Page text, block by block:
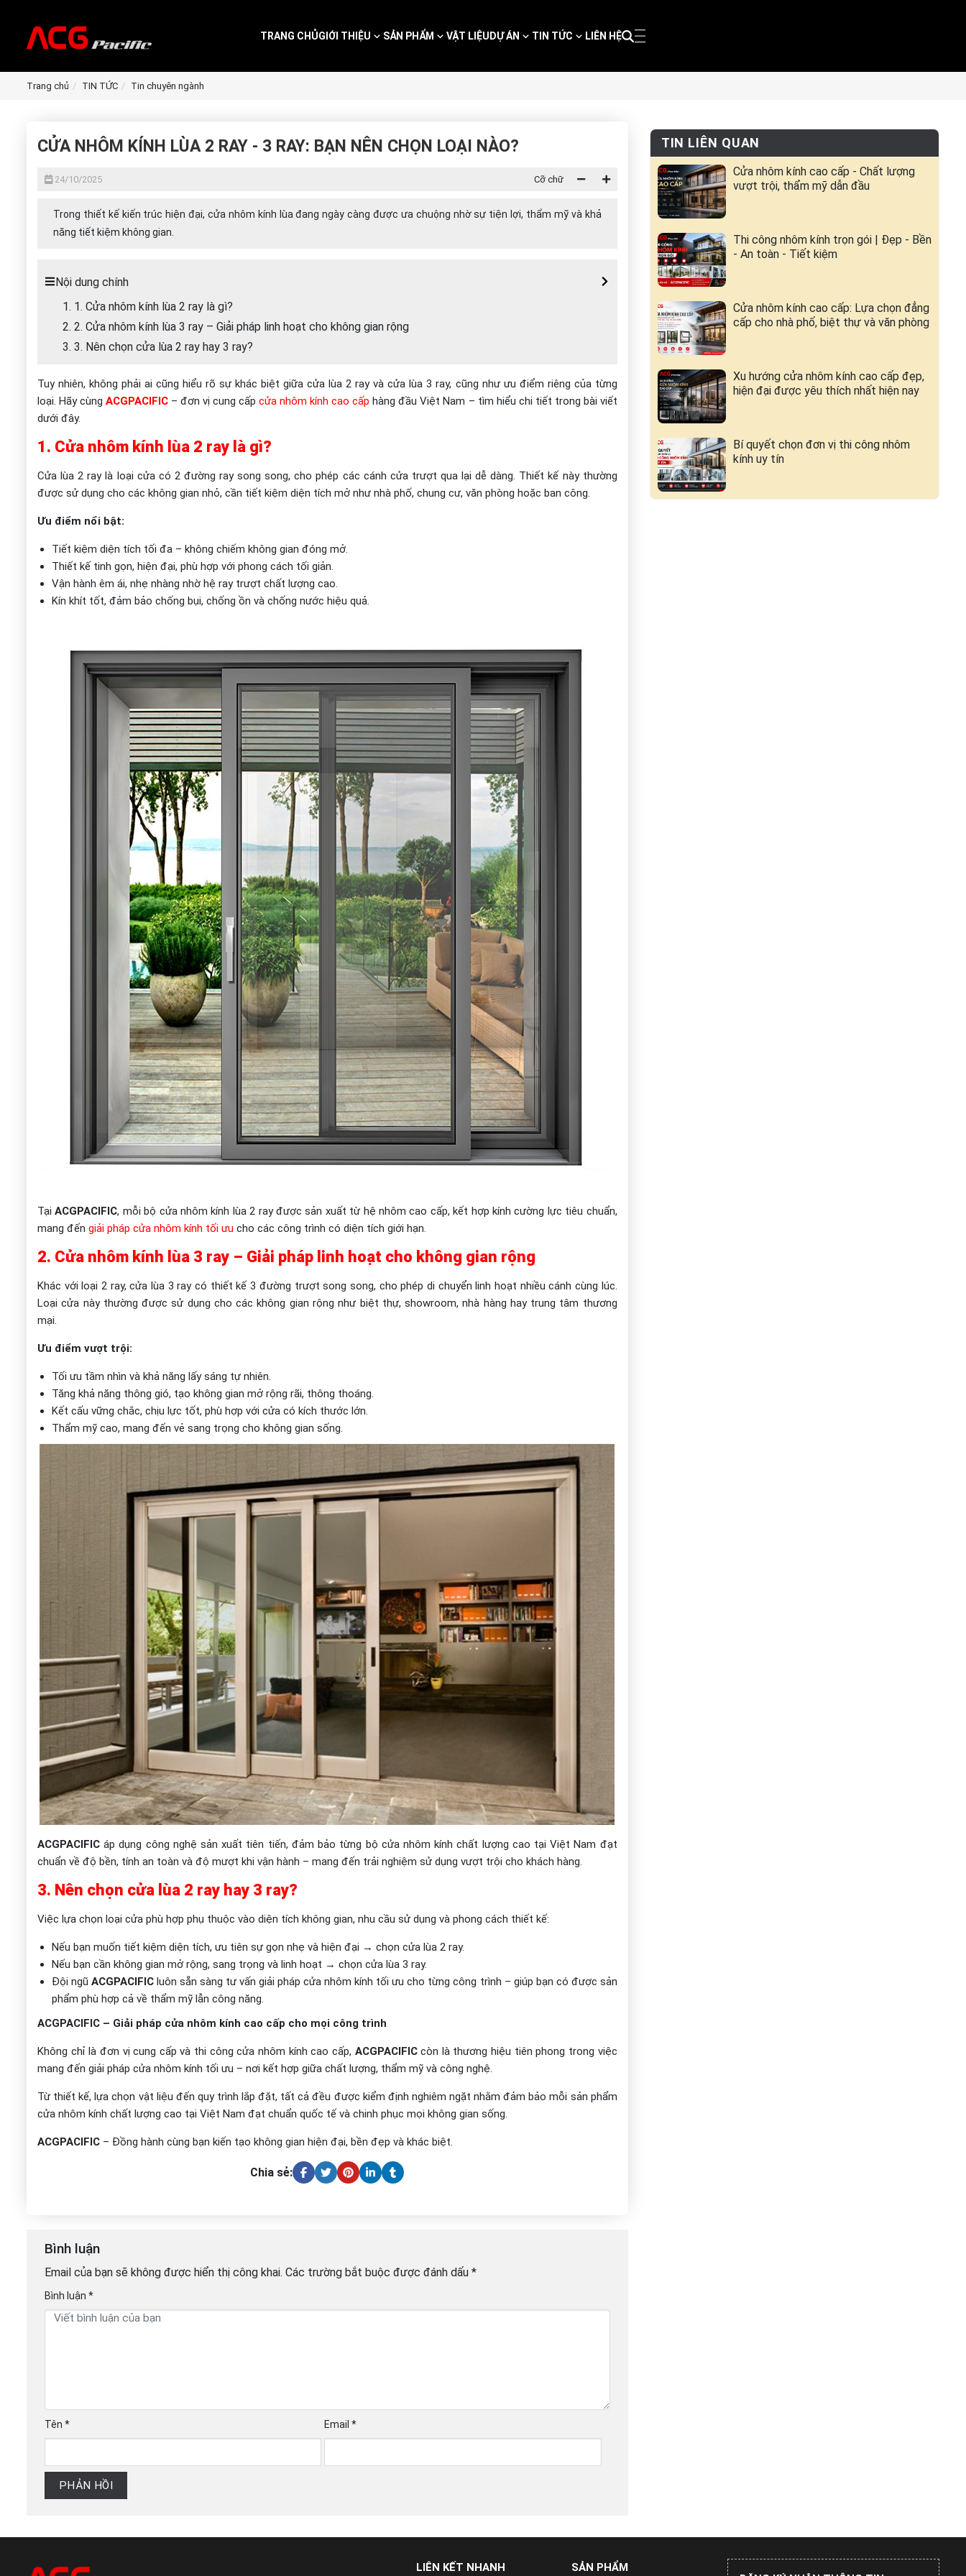
TRANG CHỦGIỚI THIỆU SẢN PHẨM VẬT LIỆU DỰ ÁN TIN TỨC LIÊN HỆ
Trang chủ TIN TỨC Tin chuyên ngành
CỬA NHÔM KÍNH LÙA 2 RAY - 3 RAY: BẠN NÊN CHỌN LOẠI NÀO?
24/10/2025 Cỡ chữ
Trong thiết kế kiến trúc hiện đại, cửa nhôm kính lùa đang ngày càng được ưa chuộng nhờ sự tiện lợi, thẩm mỹ và khả
năng tiết kiệm không gian.
Nội dung chính
1. 1. Cửa nhôm kính lùa 2 ray là gì?
2. 2. Cửa nhôm kính lùa 3 ray – Giải pháp linh hoạt cho không gian rộng
3. 3. Nên chọn cửa lùa 2 ray hay 3 ray?
Tuy nhiên, không phải ai cũng hiểu rõ sự khác biệt giữa cửa lùa 2 ray và cửa lùa 3 ray, cũng như ưu điểm riêng của từng
loại. Hãy cùngACGPACIFIC – đơn vị cung cấpcửa nhôm kính cao cấp hàng đầu Việt Nam – tìm hiểu chi tiết trong bài viết
dưới đây.
1. Cửa nhôm kính lùa 2 ray là gì?
Cửa lùa 2 ray là loại cửa có 2 đường ray song song, cho phép các cánh cửa trượt qua lại dễ dàng. Thiết kế này thường
được sử dụng cho các không gian nhỏ, cần tiết kiệm diện tích mở như nhà phố, chung cư, văn phòng hoặc ban công.
Ưu điểm nổi bật:
Tiết kiệm diện tích tối đa – không chiếm không gian đóng mở.
Thiết kế tinh gọn, hiện đại, phù hợp với phong cách tối giản.
Vận hành êm ái, nhẹ nhàng nhờ hệ ray trượt chất lượng cao.
Kín khít tốt, đảm bảo chống bụi, chống ồn và chống nước hiệu quả.
TạiACGPACIFIC, mỗi bộ cửa nhôm kính lùa 2 ray được sản xuất từ hệ nhôm cao cấp, kết hợp kính cường lực tiêu chuẩn,
mang đến giải pháp cửa nhôm kính tối ưu cho các công trình có diện tích giới hạn.
2. Cửa nhôm kính lùa 3 ray – Giải pháp linh hoạt cho không gian rộng
Khác với loại 2 ray, cửa lùa 3 ray có thiết kế 3 đường trượt song song, cho phép di chuyển linh hoạt nhiều cánh cùng lúc.
Loại cửa này thường được sử dụng cho các không gian rộng như biệt thự, showroom, nhà hàng hay trung tâm thương
mại.
Ưu điểm vượt trội:
Tối ưu tầm nhìn và khả năng lấy sáng tự nhiên.
Tăng khả năng thông gió, tạo không gian mở rộng rãi, thông thoáng.
Kết cấu vững chắc, chịu lực tốt, phù hợp với cửa có kích thước lớn.
Thẩm mỹ cao, mang đến vẻ sang trọng cho không gian sống.
ACGPACIFIC áp dụng công nghệ sản xuất tiên tiến, đảm bảo từng bộ cửa nhôm kính chất lượng cao tại Việt Nam đạt
chuẩn về độ bền, tính an toàn và độ mượt khi vận hành – mang đến trải nghiệm sử dụng vượt trội cho khách hàng.
3. Nên chọn cửa lùa 2 ray hay 3 ray?
Việc lựa chọn loại cửa phù hợp phụ thuộc vào diện tích không gian, nhu cầu sử dụng và phong cách thiết kế:
Nếu bạn muốn tiết kiệm diện tích, ưu tiên sự gọn nhẹ và hiện đại → chọn cửa lùa 2 ray.
Nếu bạn cần không gian mở rộng, sang trọng và linh hoạt → chọn cửa lùa 3 ray.
Đội ngũACGPACIFIC luôn sẵn sàng tư vấn giải pháp cửa nhôm kính tối ưu cho từng công trình – giúp bạn có được sản
phẩm phù hợp cả về thẩm mỹ lẫn công năng.
ACGPACIFIC – Giải pháp cửa nhôm kính cao cấp cho mọi công trình
Không chỉ là đơn vị cung cấp và thi công cửa nhôm kính cao cấp, ACGPACIFICcòn là thương hiệu tiên phong trong việc
mang đến giải pháp cửa nhôm kính tối ưu – nơi kết hợp giữa chất lượng, thẩm mỹ và công nghệ.
Từ thiết kế, lựa chọn vật liệu đến quy trình lắp đặt, tất cả đều được kiểm định nghiêm ngặt nhằm đảm bảo mỗi sản phẩm
cửa nhôm kính chất lượng cao tại Việt Nam đạt chuẩn quốc tế và chinh phục mọi không gian sống.
ACGPACIFIC – Đồng hành cùng bạn kiến tạo không gian hiện đại, bền đẹp và khác biệt.
Chia sẻ:
Bình luận
Email của bạn sẽ không được hiển thị công khai. Các trường bắt buộc được đánh dấu *
Bình luận *
Tên * Email*
PHẢN HỒI
TIN LIÊN QUAN
Cửa nhôm kính cao cấp - Chất lượng
vượt trội, thẩm mỹ dẫn đầu
Thi công nhôm kính trọn gói | Đẹp - Bền
- An toàn - Tiết kiệm
Cửa nhôm kính cao cấp: Lựa chọn đẳng
cấp cho nhà phố, biệt thự và văn phòng
Xu hướng cửa nhôm kính cao cấp đẹp,
hiện đại được yêu thích nhất hiện nay
Bí quyết chọn đơn vị thi công nhôm
kính uy tín
LIÊN KẾT NHANH
SẢN PHẨM